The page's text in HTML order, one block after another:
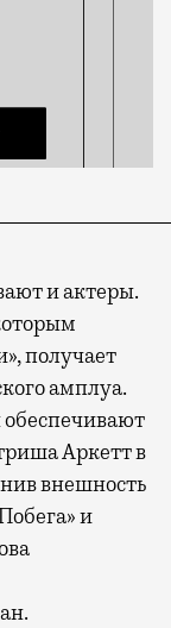
и актеры.
получает
амплуа.
Аркетт в
внешность
и